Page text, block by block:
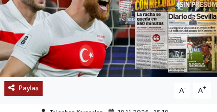
Paylaş A- A+
SAĞLIK
EĞİTİM
BÖLGE
KEŞFET
POPÜLER